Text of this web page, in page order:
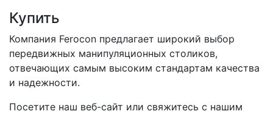
Купить
Компания Ferocon предлагает широкий выбор
передвижных манипуляционных столиков,
отвечающих самым высоким стандартам качества
и надежности.
Посетите наш веб-сайт или свяжитесь с нашим